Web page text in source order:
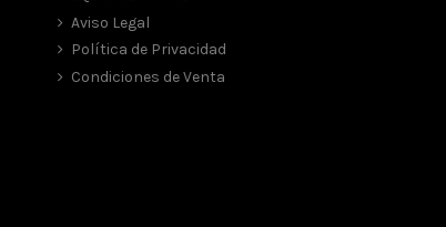
Aviso Legal
Política de Privacidad
Condiciones de Venta